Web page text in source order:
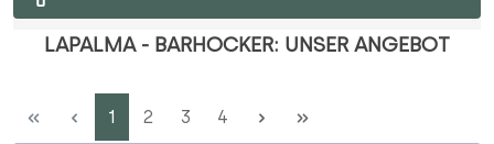
LAPALMA - BARHOCKER: UNSER ANGEBOT
Seite
1 Seite
2 Seite
3 Seite
4